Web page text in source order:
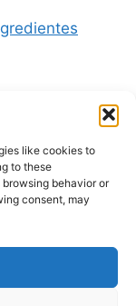
like cookies to
to these
behavior or
consent, may